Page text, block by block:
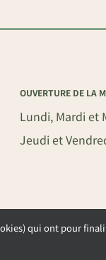
OUVERTURE DE LA
Lundi, Mardi et
Jeudi et
qui ont pour